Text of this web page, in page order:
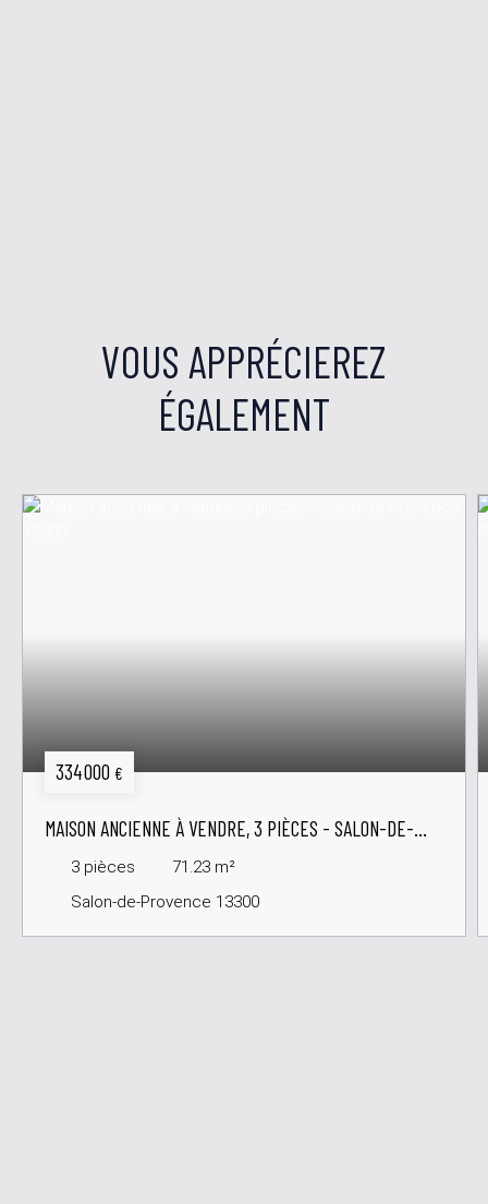
VOUS APPRÉCIEREZ
ÉGALEMENT
334 000 €
MAISON ANCIENNE À VENDRE, 3 PIÈCES - SALON-DE-
PROVENCE 13300
3 pièces 71.23 m²
Salon-de-Provence 13300